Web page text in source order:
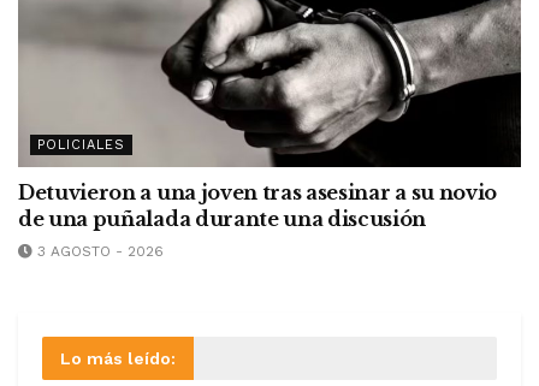
POLICIALES
Detuvieron a una joven tras asesinar a su novio
de una puñalada durante una discusión
3 AGOSTO - 2026
Lo más leído: